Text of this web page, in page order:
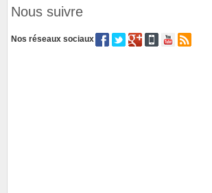
Nous suivre
Nos réseaux sociaux